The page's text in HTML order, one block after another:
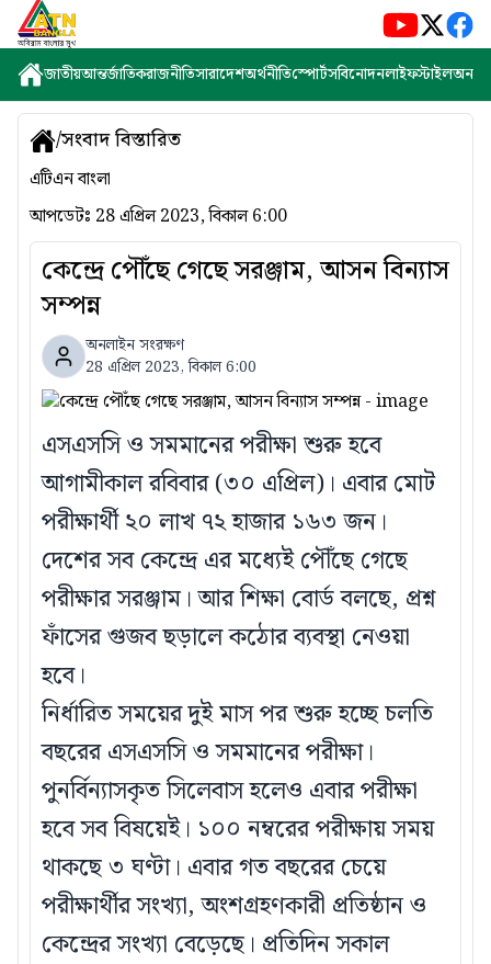
জাতীয়আন্তর্জাতিকরাজনীতিসারাদেশঅর্থনীতিস্পোর্টসবিনোদনলাইফস্টাইল
/সংবাদ বিস্তারিত
এটিএন বাংলা
আপডেটঃ 28 এপ্রিল 2023, বিকাল 6:00
কেন্দ্রে পৌঁছে গেছে সরঞ্জাম, আসন বিন্যাস
সম্পন্ন
অনলাইন সংরক্ষণ
28 এপ্রিল 2023, বিকাল 6:00
এসএসসি ও সমমানের পরীক্ষা শুরু হবে
আগামীকাল রবিবার (৩০ এপ্রিল)। এবার মোট
পরীক্ষার্থী ২০ লাখ ৭২ হাজার ১৬৩ জন।
দেশের সব কেন্দ্রে এর মধ্যেই পৌঁছে গেছে
পরীক্ষার সরঞ্জাম। আর শিক্ষা বোর্ড বলছে, প্রশ্ন
ফাঁসের গুজব ছড়ালে কঠোর ব্যবস্থা নেওয়া
হবে।
নির্ধারিত সময়ের দুই মাস পর শুরু হচ্ছে চলতি
বছরের এসএসসি ও সমমানের পরীক্ষা।
পুনর্বিন্যাসকৃত সিলেবাস হলেও এবার পরীক্ষা
হবে সব বিষয়েই। ১০০ নম্বরের পরীক্ষায় সময়
থাকছে ৩ ঘণ্টা। এবার গত বছরের চেয়ে
পরীক্ষার্থীর সংখ্যা, অংশগ্রহণকারী প্রতিষ্ঠান ও
কেন্দ্রের সংখ্যা বেড়েছে। প্রতিদিন সকাল